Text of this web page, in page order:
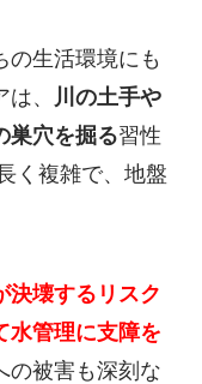
の生活環境にも
、
川の土手や
巣穴を掘る習性
く複雑で、地盤
決壊するリスク
水管理に支障を
の被害も深刻な